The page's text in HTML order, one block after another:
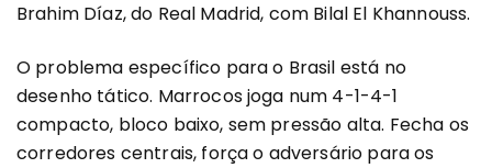
Brahim Díaz, do Real Madrid, com Bilal El Khannouss.
O problema específico para o Brasil está no
desenho tático. Marrocos joga num 4-1-4-1
compacto, bloco baixo, sem pressão alta. Fecha os
corredores centrais, força o adversário para os